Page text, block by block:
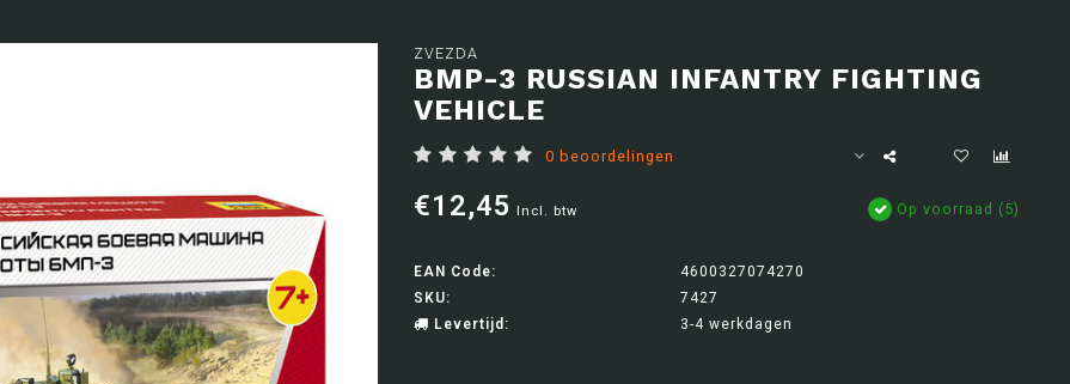
ZVEZDA
BMP-3 RUSSIAN INFANTRY FIGHTING
VEHICLE
0 beoordelingen
€12,45 Incl. btw Op voorraad (5)
EAN Code:
4600327074270
SKU:
7427
Levertijd:
3-4 werkdagen